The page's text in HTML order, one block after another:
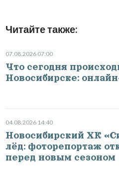
Читайте также:
07.08.2026 07:00
Что сегодня
Новосибирске:
04.08.2026 14:40
Новосибирский ХК
лёд: фоторепортаж
перед новым сезоном